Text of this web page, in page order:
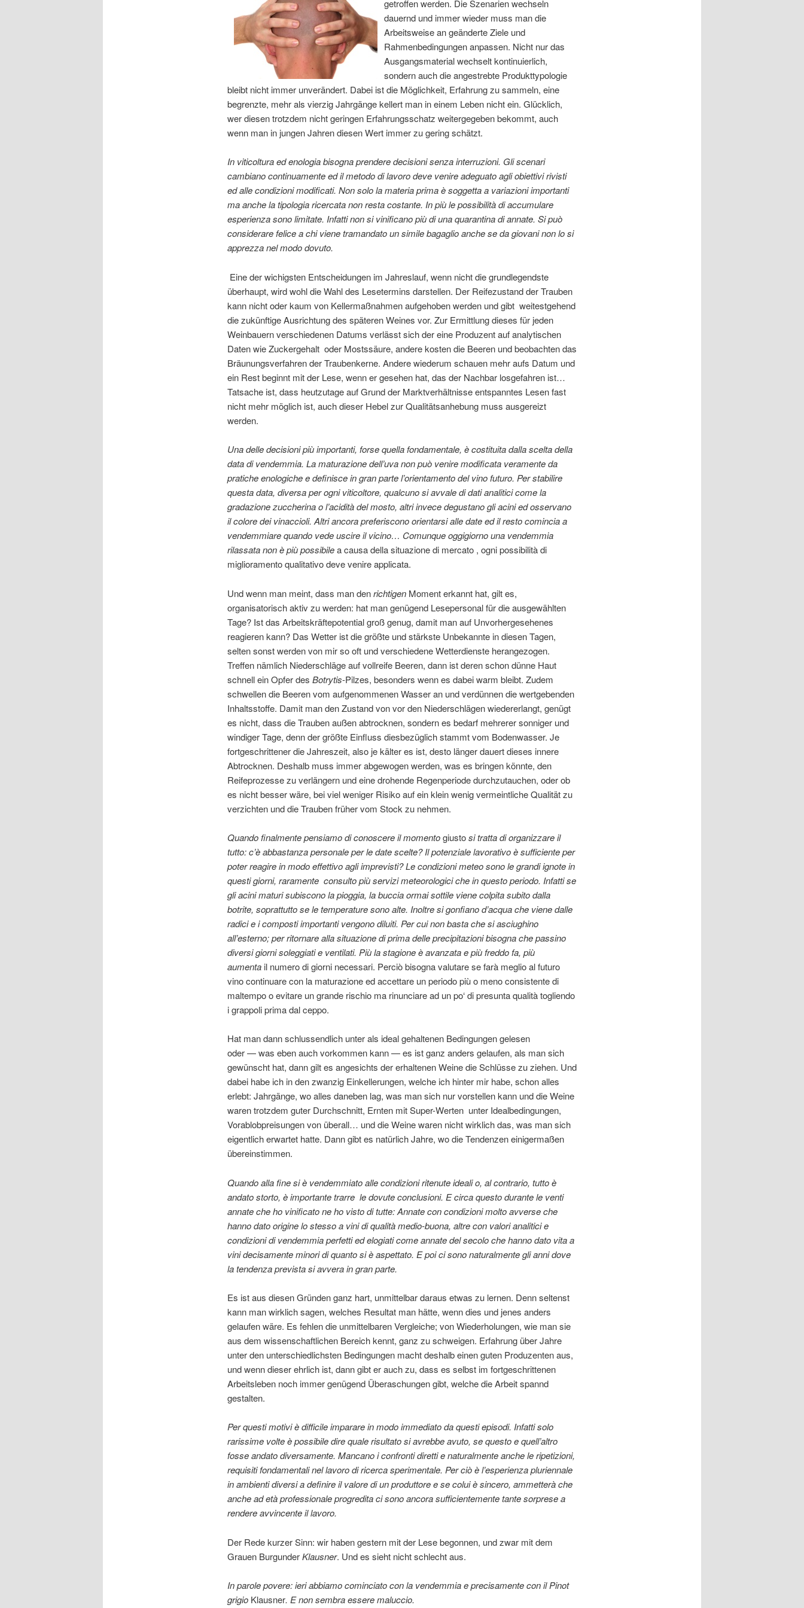
getroffen werden. Die Szenarien wechseln
dauernd und immer wieder muss man die
Arbeitsweise an geänderte Ziele und
Rahmenbedingungen anpassen. Nicht nur das
Ausgangsmaterial wechselt kontinuierlich,
sondern auch die angestrebte Produkttypologie
bleibt nicht immer unverändert. Dabei ist die Möglichkeit, Erfahrung zu sammeln, eine
begrenzte, mehr als vierzig Jahrgänge kellert man in einem Leben nicht ein. Glücklich,
wer diesen trotzdem nicht geringen Erfahrungsschatz weitergegeben bekommt, auch
wenn man in jungen Jahren diesen Wert immer zu gering schätzt.
In viticoltura ed enologia bisogna prendere decisioni senza interruzioni. Gli scenari
cambiano continuamente ed il metodo di lavoro deve venire adeguato agli obiettivi rivisti
ed alle condizionimodificati. Non solo la materia prima è soggetta a variazioni importanti
ma anche la tipologia ricercata non resta costante. In più le possibilità di accumulare
esperienza sono limitate. Infatti non si vinificano più di una quarantina di annate. Si può
considerare felice a chi viene tramandato un simile bagaglio anche se da giovani non lo si
apprezza nel modo dovuto.
Eine der wichigsten Entscheidungen im Jahreslauf, wenn nicht die grundlegendste
überhaupt, wird wohl die Wahl des Lesetermins darstellen. Der Reifezustand der Trauben
kann nicht oder kaum von Kellermaßnahmen aufgehoben werden und gibt weitestgehend
die zukünftige Ausrichtung des späteren Weines vor. Zur Ermittlung dieses für jeden
Weinbauern verschiedenen Datums verlässt sich der eine Produzent auf analytischen
Daten wie Zuckergehalt oder Mostssäure, andere kosten die Beeren und beobachten das
Bräunungsverfahren der Traubenkerne. Andere wiederum schauen mehr aufs Datum und
ein Rest beginnt mit der Lese, wenn er gesehen hat, das der Nachbar losgefahren ist…
Tatsache ist, dass heutzutage auf Grund der Marktverhältnisse entspanntes Lesen fast
nicht mehr möglich ist, auch dieser Hebel zur Qualitätsanhebung muss ausgereizt
werden.
Una delle decisioni più importanti, forse quella fondamentale, è costituita dalla scelta della
data di vendemmia. La maturazione dell’uva non può venire modificata veramente da
pratiche enologiche e definisce in gran parte l’orientamento del vino futuro. Per stabilire
questa data, diversa per ogni viticoltore, qualcuno si avvale di dati analitici come la
gradazione zuccherina o l’acidità del mosto, altri invece degustano gli acini ed osservano
il colore dei vinaccioli. Altri ancora preferiscono orientarsi alle date ed il resto comincia a
vendemmiare quando vede uscire il vicino… Comunque oggigiorno una vendemmia
rilassatanon è più possibilea causa della situazione di mercato , ogni possibilità di
miglioramento qualitativo deve venire applicata.
Und wenn man meint, dass man denrichtigenMoment erkannt hat, gilt es,
organisatorisch aktiv zu werden: hat man genügend Lesepersonal für die ausgewählten
Tage? Ist das Arbeitskräftepotential groß genug, damit man auf Unvorhergesehenes
reagieren kann? Das Wetter ist die größte und stärkste Unbekannte in diesen Tagen,
selten sonst werden von mir so oft und verschiedene Wetterdienste herangezogen.
Treffen nämlich Niederschläge auf vollreife Beeren, dann ist deren schon dünne Haut
schnell ein Opfer des Botrytis-Pilzes, besonders wenn es dabei warm bleibt. Zudem
schwellen die Beeren vom aufgenommenen Wasser an und verdünnen die wertgebenden
Inhaltsstoffe. Damit man den Zustand von vor den Niederschlägen wiedererlangt, genügt
es nicht, dass die Trauben außen abtrocknen, sondern es bedarf mehrerer sonniger und
windiger Tage, denn der größte Einfluss diesbezüglich stammt vom Bodenwasser. Je
fortgeschrittener die Jahreszeit, also je kälter es ist, desto länger dauert dieses innere
Abtrocknen. Deshalb muss immer abgewogen werden, was es bringen könnte, den
Reifeprozesse zu verlängern und eine drohende Regenperiode durchzutauchen, oder ob
es nicht besser wäre, bei viel weniger Risiko auf ein klein wenig vermeintliche Qualität zu
verzichten und die Trauben früher vom Stock zu nehmen.
Quando finalmente pensiamo di conoscere il momentogiustosi tratta di organizzare il
tutto: c’è abbastanza personale per le date scelte? Il potenziale lavorativo è sufficiente per
poter reagire in modo effettivo agli imprevisti? Le condizioni meteo sono le grandi ignote in
questi giorni, raramente consulto più servizi meteorologici che in questo periodo. Infatti se
gli acini maturi subiscono la pioggia, la buccia ormai sottile viene colpita subito dalla
botrite, soprattutto se le temperature sono alte. Inoltre si gonfiano d’acqua che viene dalle
radici e i composti importanti vengono diluiti. Per cui non basta che si asciughino
all’esterno; per ritornare alla situazione di prima delle precipitazioni bisogna che passino
diversi giorni soleggiati e ventilati. Più la stagione è avanzata e più freddo fa, più
aumenta il numero di giorni necessari. Perciò bisogna valutare se farà meglio al futuro
vino continuare con la maturazione ed accettare un periodo più o meno consistente di
maltempo o evitare un grande rischio ma rinunciare ad un po‘ di presunta qualità togliendo
i grappoli prima dal ceppo.
Hat man dann schlussendlich unter als ideal gehaltenen Bedingungen gelesen
oder — was eben auch vorkommen kann — es ist ganz anders gelaufen, als man sich
gewünscht hat, dann gilt es angesichts der erhaltenen Weine die Schlüsse zu ziehen. Und
dabei habe ich in den zwanzig Einkellerungen, welche ich hinter mir habe, schon alles
erlebt: Jahrgänge, wo alles daneben lag, was man sich nur vorstellen kann und die Weine
waren trotzdem guter Durchschnitt, Ernten mit Super-Werten unter Idealbedingungen,
Vorablobpreisungen von überall… und die Weine waren nicht wirklich das, was man sich
eigentlich erwartet hatte. Dann gibt es natürlich Jahre, wo die Tendenzen einigermaßen
übereinstimmen.
Quando alla fine si è vendemmiato alle condizioni ritenute ideali o, al contrario, tutto è
andato storto, è importante trarre le dovute conclusioni. E circa questo durante le venti
annate che ho vinificato ne ho visto di tutte: Annate con condizioni molto avverse che
hanno dato origine lo stesso a vini di qualità medio-buona, altre con valori analitici e
condizioni di vendemmia perfetti ed elogiati come annate del secolo che hanno dato vita a
vini decisamente minori di quanto si è aspettato. E poi ci sono naturalmente gli anni dove
la tendenza prevista si avvera in gran parte.
Es ist aus diesen Gründen ganz hart, unmittelbar daraus etwas zu lernen. Denn seltenst
kann man wirklich sagen, welches Resultat man hätte, wenn dies und jenes anders
gelaufen wäre. Es fehlen die unmittelbaren Vergleiche; von Wiederholungen, wie man sie
aus dem wissenschaftlichen Bereich kennt, ganz zu schweigen. Erfahrung über Jahre
unter den unterschiedlichsten Bedingungen macht deshalb einen guten Produzenten aus,
und wenn dieser ehrlich ist, dann gibt er auch zu, dass es selbst im fortgeschrittenen
Arbeitsleben noch immer genügend Überaschungen gibt, welche die Arbeit spannd
gestalten.
Per questi motivi è difficile imparare in modo immediato da questi episodi. Infatti solo
rarissime volte è possibile dire quale risultato si avrebbe avuto, se questo e quell’altro
fosse andato diversamente. Mancano i confronti diretti e naturalmente anche le ripetizioni,
requisiti fondamentali nel lavoro di ricerca sperimentale. Per ciò è l’esperienza pluriennale
in ambienti diversi a definire il valore di un produttore e se colui è sincero, ammetterà che
anche ad età professionale progredita ci sono ancora sufficientemente tante sorprese a
rendere avvincente il lavoro.
Der Rede kurzer Sinn: wir haben gestern mit der Lese begonnen, und zwar mit dem
Grauen BurgunderKlausner. Und es sieht nicht schlecht aus.
In parole povere: ieri abbiamo cominciato con la vendemmia e precisamente con il Pinot
grigio Klausner. E non sembra essere maluccio.